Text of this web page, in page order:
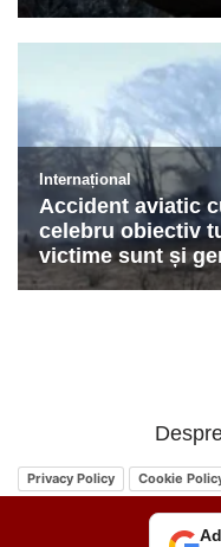
Privacy Policy Cookie